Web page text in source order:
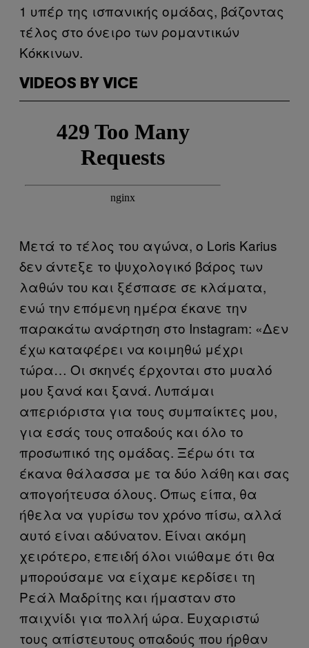
1 υπέρ της ισπανικής ομάδας, βάζοντας
τέλος στο όνειρο των ρομαντικών
Κόκκινων.
VIDEOS BY VICE
Μετά το τέλος του αγώνα, ο Loris Karius
δεν άντεξε το ψυχολογικό βάρος των
λαθών του και ξέσπασε σε κλάματα,
ενώ την επόμενη ημέρα έκανε την
παρακάτω ανάρτηση στο Instagram: «Δεν
έχω καταφέρει να κοιμηθώ μέχρι
τώρα… Οι σκηνές έρχονται στο μυαλό
μου ξανά και ξανά. Λυπάμαι
απεριόριστα για τους συμπαίκτες μου,
για εσάς τους οπαδούς και όλο το
προσωπικό της ομάδας. Ξέρω ότι τα
έκανα θάλασσα με τα δύο λάθη και σας
απογοήτευσα όλους. Όπως είπα, θα
ήθελα να γυρίσω τον χρόνο πίσω, αλλά
αυτό είναι αδύνατον. Είναι ακόμη
χειρότερο, επειδή όλοι νιώθαμε ότι θα
μπορούσαμε να είχαμε κερδίσει τη
Ρεάλ Μαδρίτης και ήμασταν στο
παιχνίδι για πολλή ώρα. Ευχαριστώ
τους απίστευτους οπαδούς που ήρθαν